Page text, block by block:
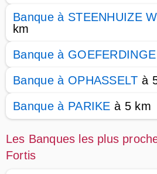
Banque à STEENHUIZE
km
Banque à GOEFERDINGE
Banque à OPHASSELT à
Banque à PARIKE à 5 km
Les Banques les plus
Fortis